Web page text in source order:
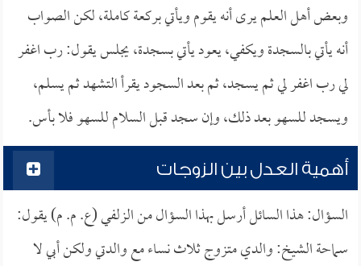
وبعض أهل العلم يرى أنه يقوم ويأتي بركعة كاملة، لكن الصواب
أنه يأتي بالسجدة ويكفي، يعود يأتي بسجدة، يجلس يقول: رب اغفر
لي رب اغفر لي ثم يسجد، ثم بعد السجود يقرأ التشهد ثم يسلم،
ويسجد للسهو بعد ذلك، وإن سجد قبل السلام للسهو فلا بأس.
أهمية العدل بين الزوجات
السؤال: هذا السائل أرسل بهذا السؤال من الزلفي (ع. م. م) يقول:
سماحة الشيخ: والدي متزوج ثلاث نساء مع والدتي ولكن أبي لا